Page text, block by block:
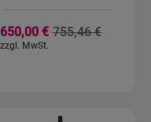
650,00 € 755,46 €